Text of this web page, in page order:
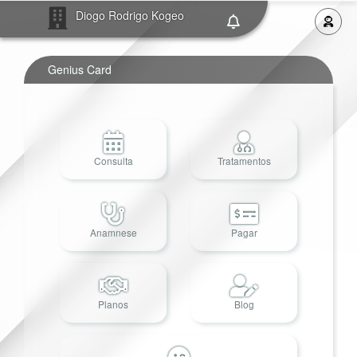
Diogo Rodrigo Kogeo
Genius Card
Consulta Tratamentos
Anamnese Pagar
Planos Blog